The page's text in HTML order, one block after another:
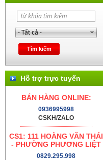
Hỗ trợ trực tuyến
BÁN HÀNG ONLINE:
0936995998
CSKH/ZALO
CS1: 111 HOÀNG VĂN THÁI
- PHƯỜNG PHƯƠNG LIỆT
0829.295.998